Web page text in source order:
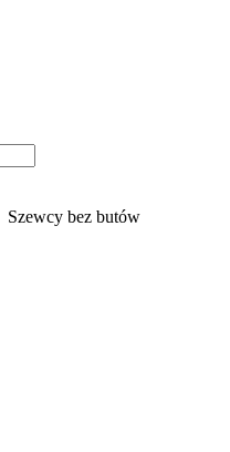
Szewcy bez butów